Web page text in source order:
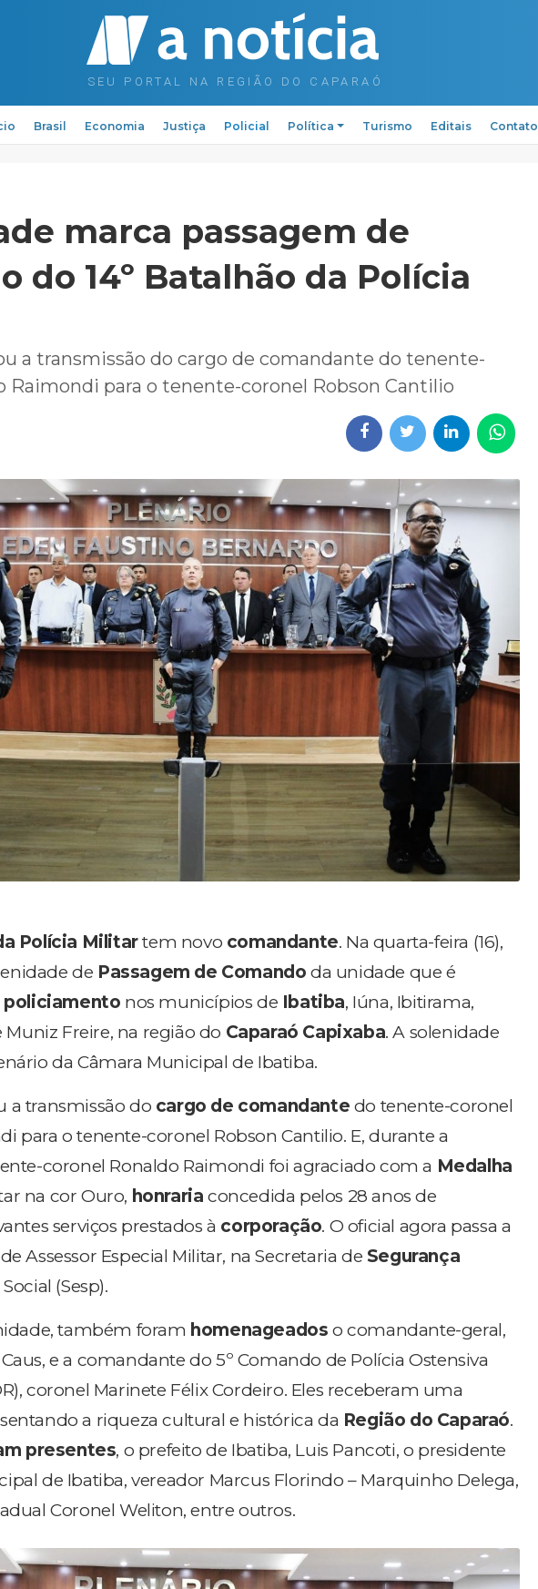
Brasil Economia Justiça Policial Política Turismo Editais Contato
marca passagem de
do 14º Batalhão da Polícia
a transmissão do cargo de comandante do tenente-
Raimondi para o tenente-coronel Robson Cantilio
Polícia Militartem novo comandante. Na quarta-feira (16),
de Passagem de Comando da unidade que é
policiamento nos municípios de Ibatiba, Iúna, Ibitirama,
Freire, na região do Caparaó Capixaba. A solenidade
da Câmara Municipal de Ibatiba.
a transmissão do cargo de comandante do tenente-coronel
para o tenente-coronel Robson Cantilio. E, durante a
coronel Ronaldo Raimondi foi agraciado com a Medalha
na cor Ouro, honraria concedida pelos 28 anos de
serviços prestados à corporação. O oficial agora passa a
Assessor Especial Militar, na Secretaria de Segurança
(Sesp).
também foram homenageados o comandante-geral,
e a comandante do 5º Comando de Polícia Ostensiva
coronel Marinete Félix Cordeiro. Eles receberam uma
a riqueza cultural e histórica da Região do Caparaó.
presentes, o prefeito de Ibatiba, Luis Pancoti, o presidente
de Ibatiba, vereador Marcus Florindo – Marquinho Delega,
Coronel Weliton, entre outros.